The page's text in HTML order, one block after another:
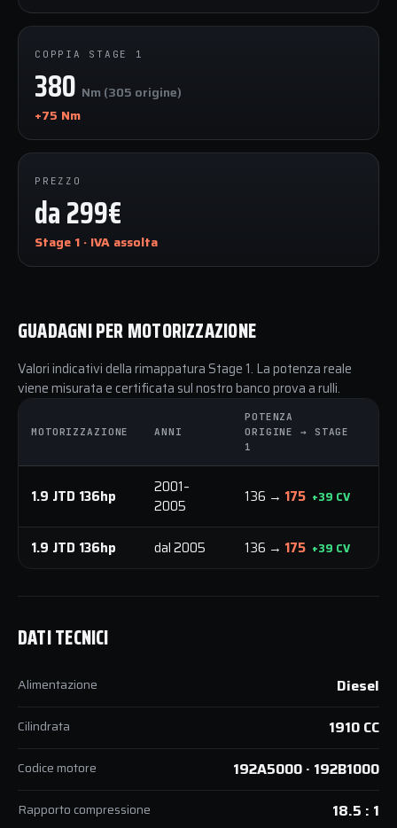
COPPIA STAGE 1
380 Nm (305 origine)
+75 Nm
PREZZO
da 299€
Stage 1 · IVA assolta
GUADAGNI PER MOTORIZZAZIONE
Valori indicativi della rimappatura Stage 1. La potenza reale
viene misurata e certificata sul nostro banco prova a rulli.
MOTORIZZAZIONE ANNI
POTENZA
ORIGINE → STAGE
1
1.9 JTD 136hp
2001–
2005
136 → 175 +39 CV
1.9 JTD 136hp dal 2005 136 → 175 +39 CV
DATI TECNICI
Alimentazione Diesel
Cilindrata 1910 CC
Codice motore 192A5000 · 192B1000
Rapporto compressione 18.5 : 1